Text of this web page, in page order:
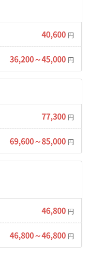
用が割高になる
策地区では、補
や建て替えの
者選びです。補
意外と複雑な
の経験が豊富な
しないための
40,600 円
36,200～45,000 円
77,300 円
69,600～85,000 円
46,800 円
46,800～46,800 円